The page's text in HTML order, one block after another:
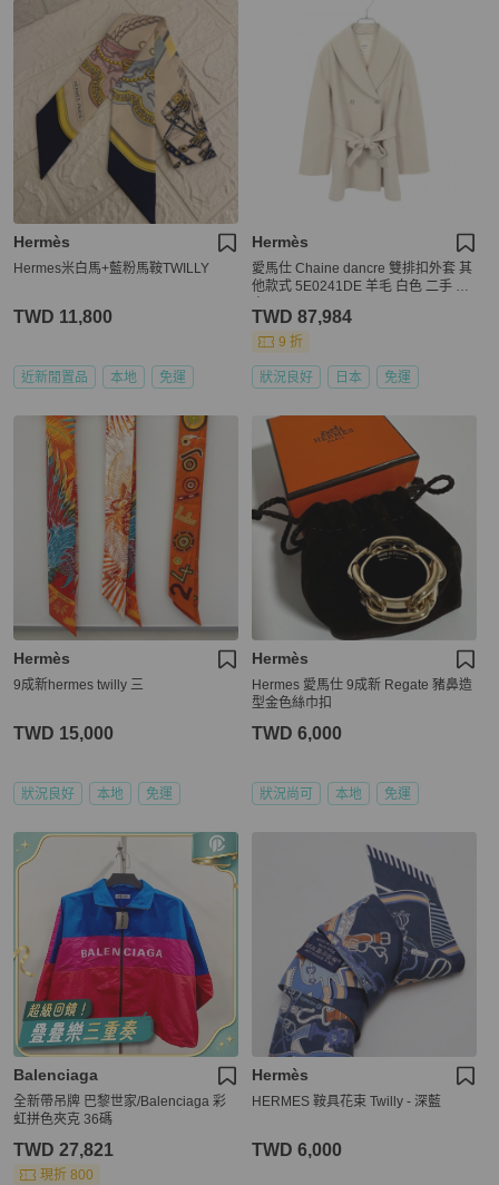
Hermès
Hermes米白馬+藍粉馬鞍TWILLY
TWD 11,800
近新閒置品 本地 免運
Hermès
愛馬仕 Chaine dancre 雙排扣外套 其
他款式 5E0241DE 羊毛 白色 二手 女
TWD 87,984
9 折
狀況良好 日本 免運
Hermès
9成新hermes twilly 三
TWD 15,000
狀況良好 本地 免運
Hermès
Hermes 愛馬仕 9成新 Regate 豬鼻造
型金色絲巾扣
TWD 6,000
狀況尚可 本地 免運
Balenciaga
全新帶吊牌 巴黎世家/Balenciaga 彩
虹拼色夾克 36碼
TWD 27,821
現折 800
Hermès
HERMES 鞍具花束 Twilly - 深藍
TWD 6,000